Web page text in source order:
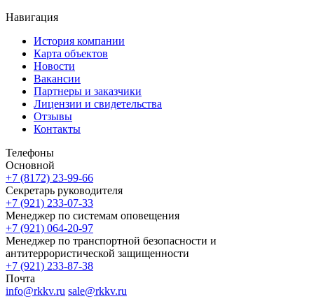
Навигация
История компании
Карта объектов
Новости
Вакансии
Партнеры и заказчики
Лицензии и свидетельства
Отзывы
Контакты
Телефоны
Основной
+7 (8172) 23-99-66
Секретарь руководителя
+7 (921) 233-07-33
Менеджер по системам оповещения
+7 (921) 064-20-97
Менеджер по транспортной безопасности и
антитеррористической защищенности
+7 (921) 233-87-38
Почта
info@rkkv.ru sale@rkkv.ru